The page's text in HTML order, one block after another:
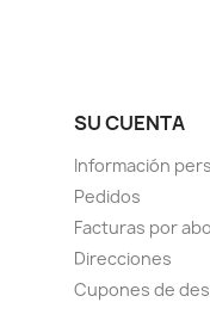
SU CUENTA
Información
Pedidos
Facturas por
Direcciones
Cupones de